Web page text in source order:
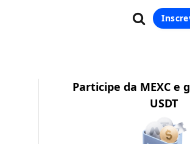
Participe da MEXC e
USDT